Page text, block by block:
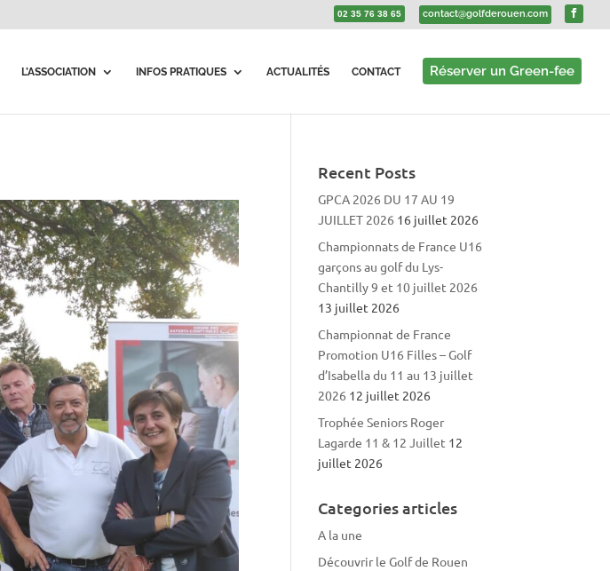
02 35 76 38 65 contact@golfderouen.com
L’ASSOCIATION INFOS PRATIQUES ACTUALITÉS CONTACT Réserver un Green-fee
Recent Posts
GPCA 2026 DU 17 AU 19
JUILLET 2026 16 juillet 2026
Championnats de France U16
garçons au golf du Lys-
Chantilly 9 et 10 juillet 2026
13 juillet 2026
Championnat de France
Promotion U16 Filles – Golf
d’Isabella du 11 au 13 juillet
2026 12 juillet 2026
Trophée Seniors Roger
Lagarde 11 & 12 Juillet 12
juillet 2026
Categories articles
A la une
Découvrir le Golf de Rouen